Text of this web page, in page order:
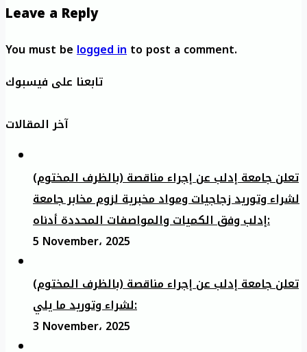
Leave a Reply
You must belogged into post a comment.
تابعنا على فيسبوك
آخر المقالات
تعلن جامعة إدلب عن إجراء مناقصة (بالظرف المختوم)
لشراء وتوريد زجاجيات ومواد مخبرية لزوم مخابر جامعة
إدلب وفق الكميات والمواصفات المحددة أدناه:
5 November، 2025
تعلن جامعة إدلب عن إجراء مناقصة (بالظرف المختوم)
لشراء وتوريد ما يلي:
3 November، 2025